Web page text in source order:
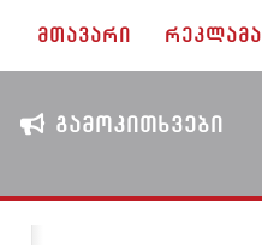
ᲛᲗᲐᲕᲐᲠᲘ ᲠᲔᲙᲚᲐᲛᲐ
ᲒᲐᲛᲝᲙᲘᲗᲮᲕᲔᲑᲘ